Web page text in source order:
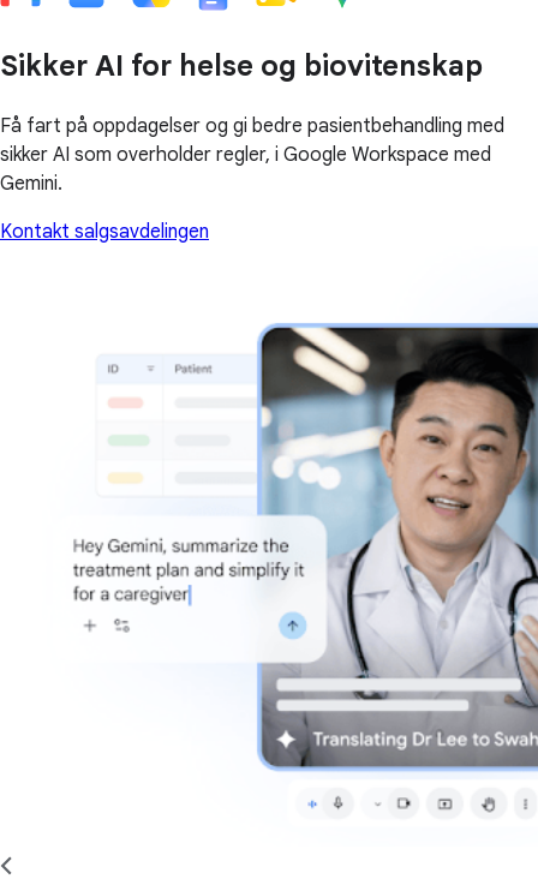
Sikker AI for helse og biovitenskap
Få fart på oppdagelser og gi bedre pasientbehandling med
sikker AI som overholder regler, i Google Workspace med
Gemini.
Kontakt salgsavdelingen